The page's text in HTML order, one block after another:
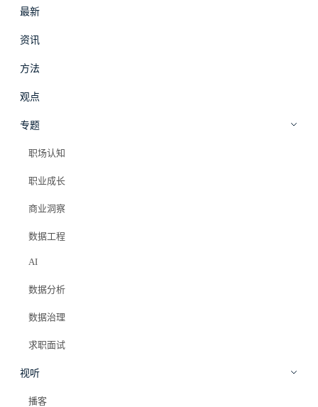
最新
资讯
方法
观点
专题
职场认知
职业成长
商业洞察
数据工程
AI
数据分析
数据治理
求职面试
视听
播客
全部标签